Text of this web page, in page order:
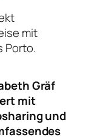
mit
Porto.
Gräf
mit
und